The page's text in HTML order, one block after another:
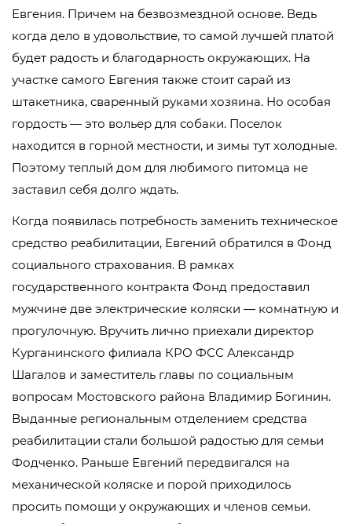
Евгения. Причем на безвозмездной основе. Ведь
когда дело в удовольствие, то самой лучшей платой
будет радость и благодарность окружающих. На
участке самого Евгения также стоит сарай из
штакетника, сваренный руками хозяина. Но особая
гордость — это вольер для собаки. Поселок
находится в горной местности, и зимы тут холодные.
Поэтому теплый дом для любимого питомца не
заставил себя долго ждать.
Когда появилась потребность заменить техническое
средство реабилитации, Евгений обратился в Фонд
социального страхования. В рамках
государственного контракта Фонд предоставил
мужчине две электрические коляски — комнатную и
прогулочную. Вручить лично приехали директор
Курганинского филиала КРО ФСС Александр
Шагалов и заместитель главы по социальным
вопросам Мостовского района Владимир Богинин.
Выданные региональным отделением средства
реабилитации стали большой радостью для семьи
Фодченко. Раньше Евгений передвигался на
механической коляске и порой приходилось
просить помощи у окружающих и членов семьи.